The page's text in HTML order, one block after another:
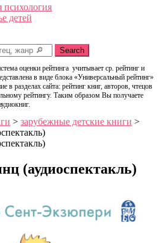
психология
детей
Search
оценки рейтинга учитывает ср. рейтинг и
в виде блока «Универсальный рейтинг»
в разделах сайта: рейтинг книг, авторов, чтецов
рейтингу. Таким образом Вы получаете
> зарубежные детские книги >
(аудиоспектакль)